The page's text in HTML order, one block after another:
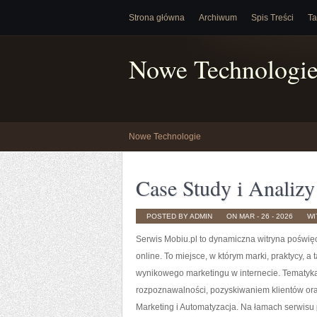
Strona główna Archiwum Spis Treści
Nowe
Nowe Technologie
Case Study i
POSTED BY ADMIN ON MAR - 26 - 2026
Serwis Mobiu.pl to dynamiczna witryna
online. To miejsce, w którym marki, praktycy,
wynikowego marketingu w internecie.
rozpoznawalności, pozyskiwaniem klientów
Marketing i Automatyzacja. Na łamach